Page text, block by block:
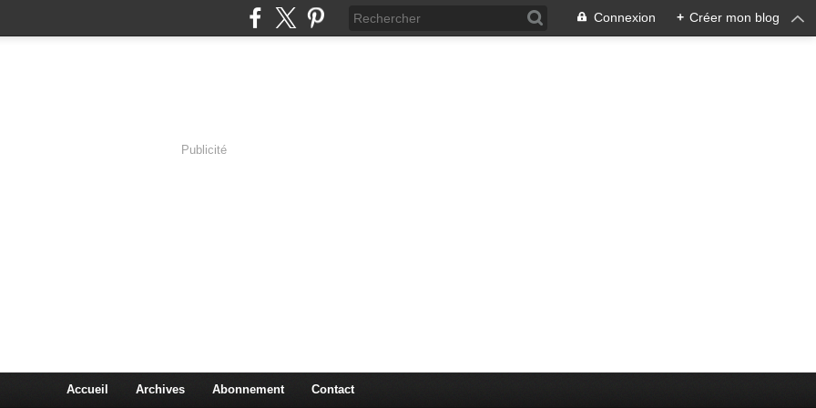
Connexion + Créer mon blog
Publicité
Accueil Archives Abonnement Contact